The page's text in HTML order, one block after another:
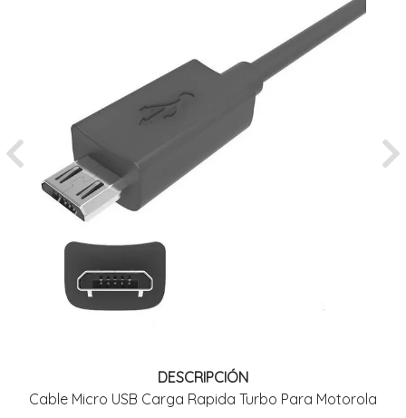
Previous
DESCRIPCIÓN
Cable Micro USB Carga Rapida Turbo Para Motorola